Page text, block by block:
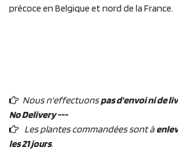
précoce en Belgique et nord de la France.
Nous n'effectuonspas d'envoi ni de
No Delivery ---
Les plantes commandées sont à
les 21 jours.